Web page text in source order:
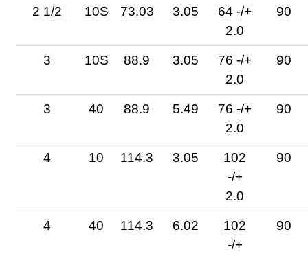
2 1/2 10S 73.03 3.05
64 -/+
2.0
90
3 10S 88.9 3.05
76 -/+
2.0
90
3 40 88.9 5.49
76 -/+
2.0
90
4 10 114.3 3.05
102
-/+
2.0
90
4 40 114.3 6.02
102
-/+
90